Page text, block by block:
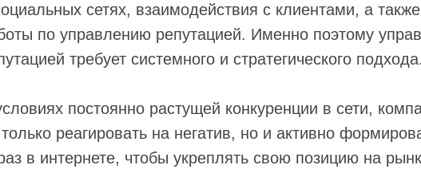
сетях, взаимодействия с клиентами, а также
по управлению репутацией. Именно поэтому
требует системного и стратегического подхода.
постоянно растущей конкуренции в сети,
реагировать на негатив, но и активно
в интернете, чтобы укреплять свою позицию на